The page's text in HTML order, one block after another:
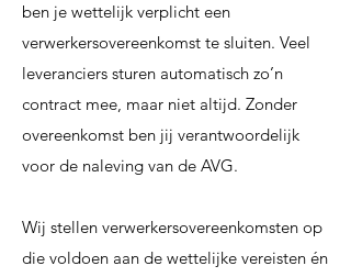
ben je wettelijk verplicht een
verwerkersovereenkomst te sluiten. Veel
leveranciers sturen automatisch zo’n
contract mee, maar niet altijd. Zonder
overeenkomst ben jij verantwoordelijk
voor de naleving van de AVG.
Wij stellen verwerkersovereenkomsten op
die voldoen aan de wettelijke vereisten én